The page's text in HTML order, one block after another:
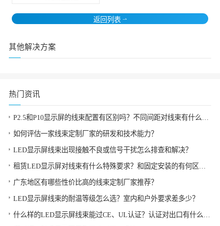
返回列表
其他解决方案
热门资讯
如何评估一家线束定制厂家的研发和技术能力？
LED显示屏线束出现接触不良或信号干扰怎么排查和解决？
广东地区有哪些性价比高的线束定制厂家推荐？
LED显示屏线束的耐温等级怎么选？室内和户外要求差多少？